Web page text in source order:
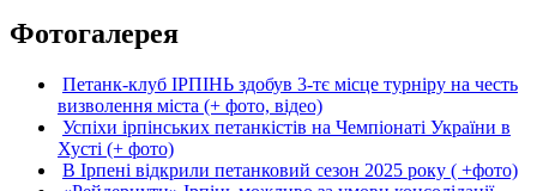
Фотогалерея
Петанк-клуб ІРПІНЬ здобув 3-тє місце турніру на честь
визволення міста (+ фото, відео)
Успіхи ірпінських петанкістів на Чемпіонаті України в
Хусті (+ фото)
В Ірпені відкрили петанковий сезон 2025 року ( +фото)